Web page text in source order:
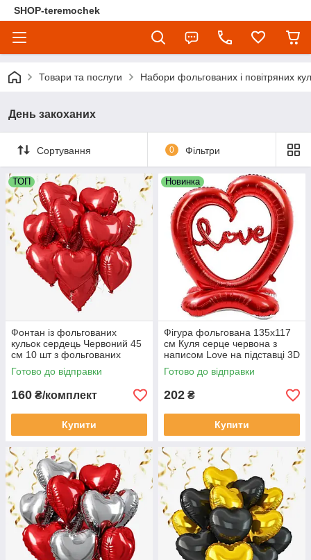
SHOP-teremochek
Товари та послуги Набори фольгованих і повітряних
День закоханих
Сортування 0 Фільтри
ТОП
Фонтан із фольгованих
кульок сердець Червоний 45
см 10 шт з фольгованих
кульок
Готово до відправки
160 ₴/комплект
Купити
Новинка
Фігура фольгована 135х117
см Куля серце червона з
написом Love на підставці 3D
Готово до відправки
202 ₴
Купити